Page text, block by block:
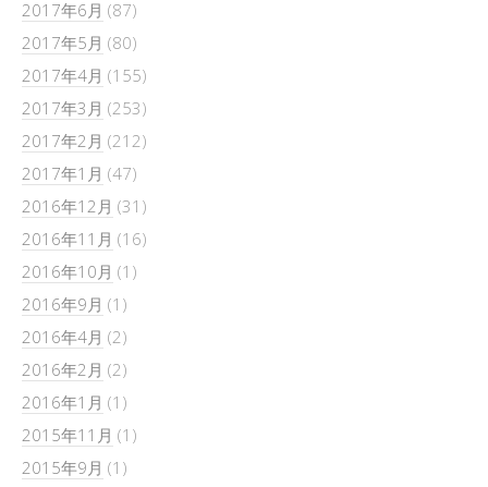
2017年6月 (87)
2017年5月 (80)
2017年4月 (155)
2017年3月 (253)
2017年2月 (212)
2017年1月 (47)
2016年12月 (31)
2016年11月 (16)
2016年10月 (1)
2016年9月 (1)
2016年4月 (2)
2016年2月 (2)
2016年1月 (1)
2015年11月 (1)
2015年9月 (1)